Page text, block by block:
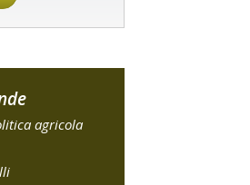
agricola